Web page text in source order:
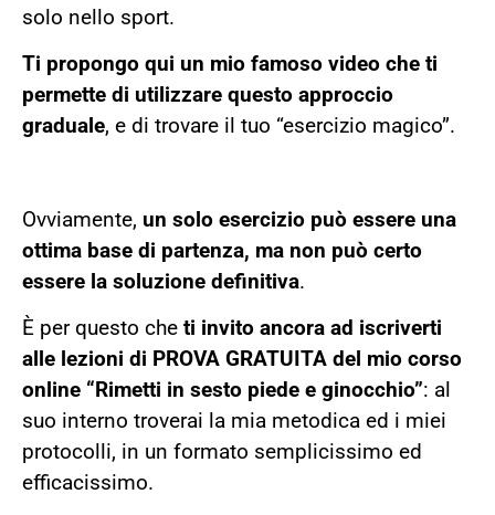
solo nello sport.
Ti propongo qui un mio famoso video che ti
permette di utilizzare questo approccio
graduale, e di trovare il tuo “esercizio magico”.
Ovviamente, un solo esercizio può essere una
ottima base di partenza, ma non può certo
essere la soluzione definitiva.
È per questo che ti invito ancora ad iscriverti
alle lezioni di PROVA GRATUITA del mio corso
online “Rimetti in sesto piede e ginocchio”: al
suo interno troverai la mia metodica ed i miei
protocolli, in un formato semplicissimo ed
efficacissimo.